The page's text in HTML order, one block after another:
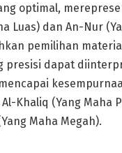
optimal,
Luas) dan An-Nur
pemilihan
presisi dapat
Khaliq (Yang Maha
Maha Megah).